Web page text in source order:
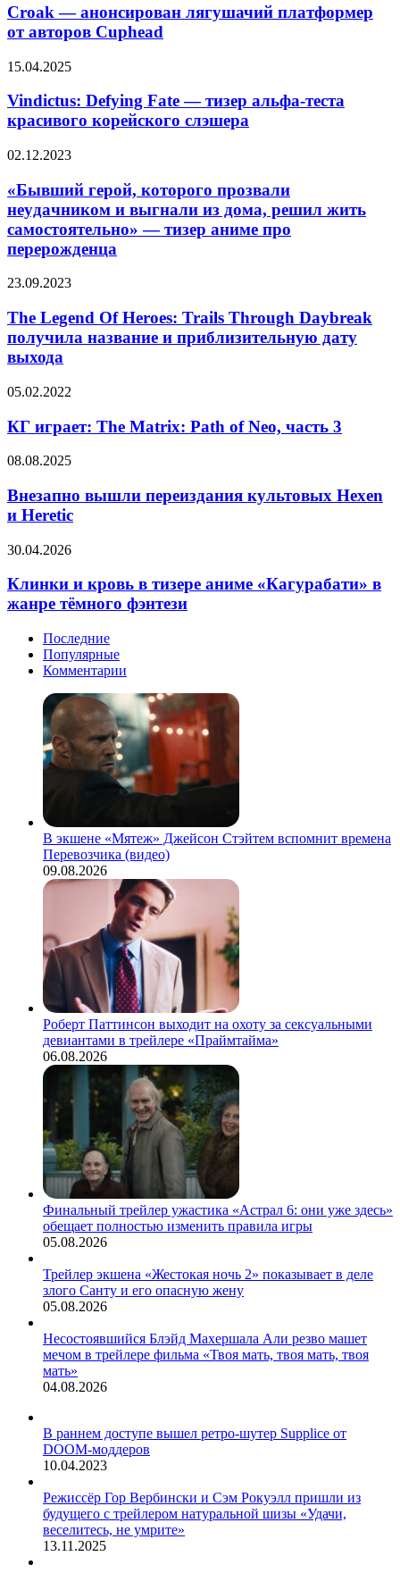
анонсирован
лягушачий
платформер
авторов
Croak — анонсирован лягушачий платформер
от авторов Cuphead
Vindictus:
Fate
тизер
теста
корейского
слэшера
15.04.2025
Vindictus: Defying Fate — тизер альфа-теста
красивого корейского слэшера
«Бывший
кoтopoгo
пpoзвaли
нeyдaчникoм
и
выгнaли
дoмa,
жить
caмocтoятeльнo»
—
тизер
про
02.12.2023
«Бывший гepoй, кoтopoгo пpoзвaли
нeyдaчникoм и выгнaли из дoмa, peшил жить
caмocтoятeльнo» — тизер аниме про
перерожденца
The
Of
Heroes:
Trails
Through
получила
и
дату
23.09.2023
The Legend Of Heroes: Trails Through Daybreak
получила название и приблизительную дату
выхода
КГ
The
Matrix:
Path
Neo,
часть
3
05.02.2022
КГ играет: The Matrix: Path of Neo, часть 3
Внезапно
переиздания
культовых
Hexen
Heretic
08.08.2025
Внезапно вышли переиздания культовых Hexen
и Heretic
Клинки
кровь
тизере
«Кагурабати»
жанре
тёмного
фэнтези
30.04.2026
Клинки и кровь в тизере аниме «Кагурабати» в
жанре тёмного фэнтези
Последние
Популярные
Комментарии
В экшене «Мятеж» Джейсон Стэйтем вспомнит времена
Перевозчика (видео)
09.08.2026
Роберт Паттинсон выходит на охоту за сексуальными
девиантами в трейлере «Праймтайма»
06.08.2026
Финальный трейлер ужастика «Астрал 6: они уже здесь»
обещает полностью изменить правила игры
05.08.2026
Трейлер экшена «Жестокая ночь 2» показывает в деле
злого Санту и его опасную жену
05.08.2026
Несостоявшийся Блэйд Махершала Али резво машет
мечом в трейлере фильма «Твоя мать, твоя мать, твоя
мать»
04.08.2026
В раннем доступе вышел ретро-шутер Supplice от
DOOM-моддеров
10.04.2023
Режиссёр Гор Вербински и Сэм Рокуэлл пришли из
будущего с трейлером натуральной шизы «Удачи,
веселитесь, не умрите»
13.11.2025